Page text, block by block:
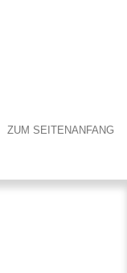
ZUM SEITENANFANG